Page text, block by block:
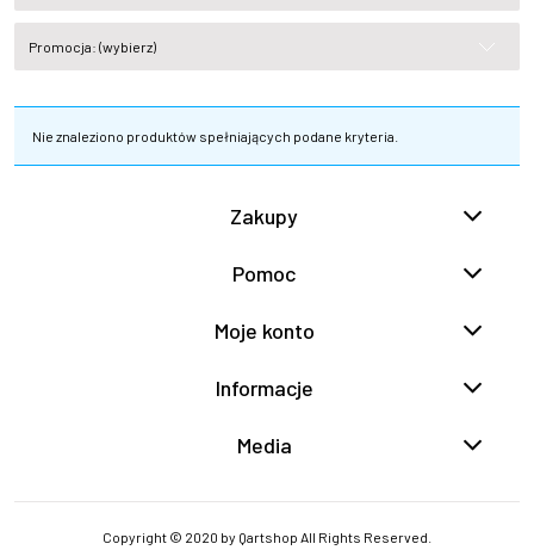
Promocja: (wybierz)
Nie znaleziono produktów spełniających podane kryteria.
Zakupy
Pomoc
Moje konto
Informacje
Media
Copyright © 2020 by Qartshop All Rights Reserved.